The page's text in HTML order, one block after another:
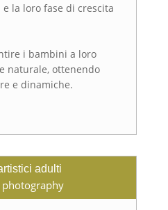
la loro fase di crescita
i bambini a loro
naturale, ottenendo
e dinamiche.
adulti